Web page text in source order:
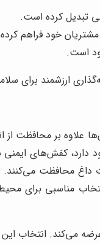
تبدیل کرده است.
خود فراهم
است.
ارزشمند برای
بر محافظت از
کفش‌های ایمنی
داغ محافظت
مناسبی برای
می‌کند. انتخاب